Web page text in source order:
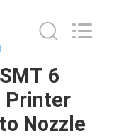
محصولات
CHARMHIGH
TECHNOLOGY
Printer
Nozzle